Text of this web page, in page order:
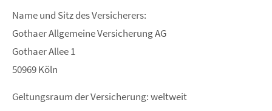
Name und Sitz des Versicherers:
Gothaer Allgemeine Versicherung AG
Gothaer Allee 1
50969 Köln
Geltungsraum der Versicherung: weltweit